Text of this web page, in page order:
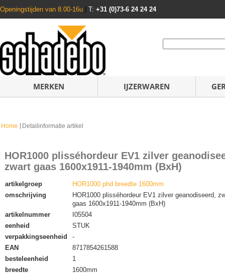
Openingstijden van 8.00-16u T: +31 (0)73-6 24 24 24
MERKEN IJZERWAREN
Home Detailinformatie artikel
HOR1000 plisséhordeur EV1 zilver
zwart gaas 1600x1911-1940mm (BxH)
artikelgroep
HOR1000 phd breedte 1600mm
omschrijving
HOR1000 plisséhordeur EV1 zilver geanodiseerd,
gaas 1600x1911-1940mm (BxH)
artikelnummer
I05504
eenheid
STUK
verpakkingseenheid
-
EAN
8717854261588
besteleenheid
1
breedte
1600mm